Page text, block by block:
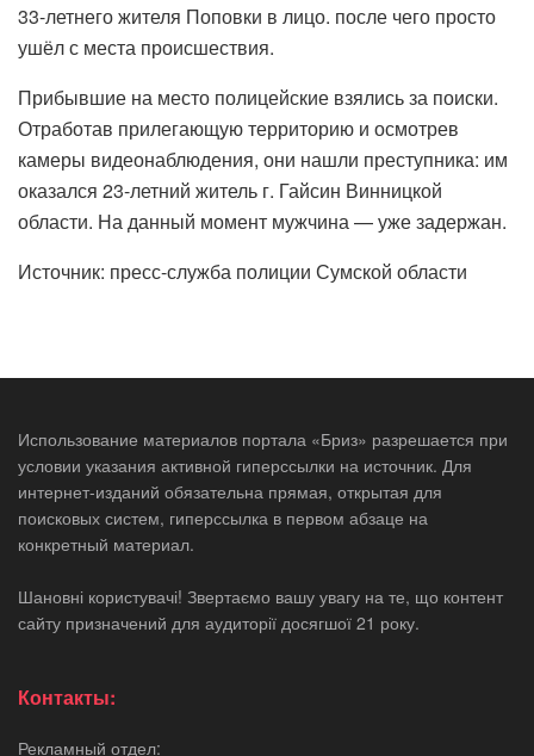
33-летнего жителя Поповки в лицо. после чего просто
ушёл с места происшествия.
Прибывшие на место полицейские взялись за поиски.
Отработав прилегающую территорию и осмотрев
камеры видеонаблюдения, они нашли преступника: им
оказался 23-летний житель г. Гайсин Винницкой
области. На данный момент мужчина — уже задержан.
Источник: пресс-служба полиции Сумской области
Использование материалов портала «Бриз» разрешается при
условии указания активной гиперссылки на источник. Для
интернет-изданий обязательна прямая, открытая для
поисковых систем, гиперссылка в первом абзаце на
конкретный материал.
Шановні користувачі! Звертаємо вашу увагу на те, що контент
сайту призначений для аудиторії досягшої 21 року.
Контакты:
Рекламный отдел: